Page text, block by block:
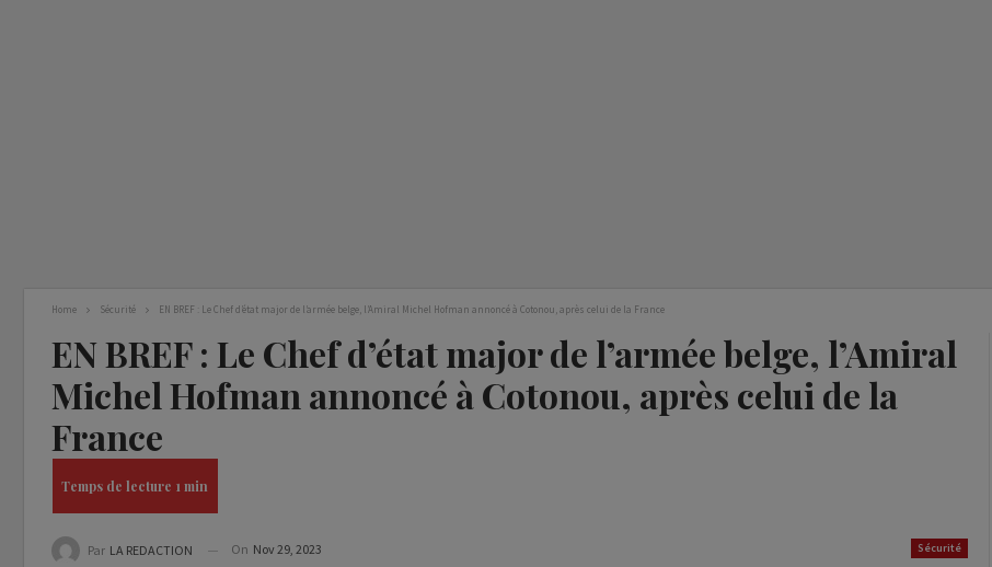
Home Sécurité EN BREF : Le Chef d’état major de l’armée belge, l’Amiral Michel Hofman annoncé à Cotonou, après celui de la France
EN BREF : Le Chef d’état major de l’armée belge, l’Amiral
Michel Hofman annoncé à Cotonou, après celui de la
France
Sécurité
Par LA REDACTION On Nov 29, 2023